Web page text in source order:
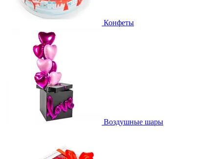
Конфеты
Воздушные шары